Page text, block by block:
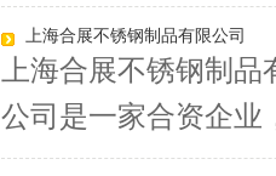
上海合展不锈钢制品有限公司
上海合展不锈钢制
公司是一家合资企业